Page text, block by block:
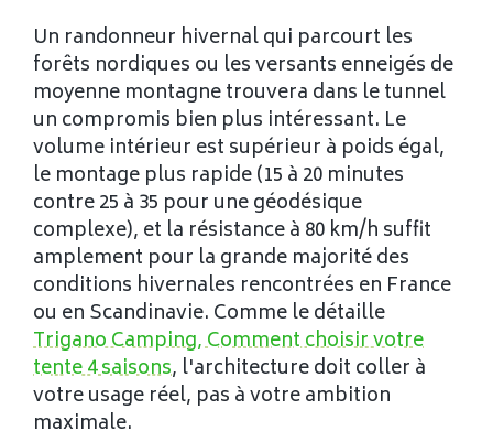
Un randonneur hivernal qui parcourt les
forêts nordiques ou les versants enneigés de
moyenne montagne trouvera dans le tunnel
un compromis bien plus intéressant. Le
volume intérieur est supérieur à poids égal,
le montage plus rapide (15 à 20 minutes
contre 25 à 35 pour une géodésique
complexe), et la résistance à 80 km/h suffit
amplement pour la grande majorité des
conditions hivernales rencontrées en France
ou en Scandinavie. Comme le détaille
Trigano Camping, Comment choisir votre
tente 4 saisons, l'architecture doit coller à
votre usage réel, pas à votre ambition
maximale.